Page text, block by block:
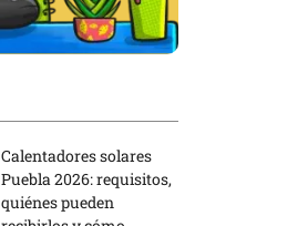
Calentadores solares
Puebla 2026: requisitos,
quiénes pueden